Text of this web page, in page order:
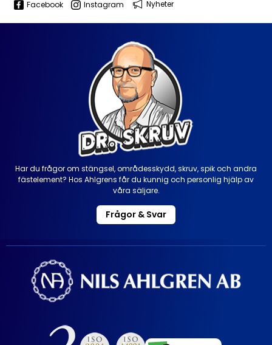
Facebook Instagram Nyheter
Har du frågor om stängsel, områdesskydd, skruv, spik och andra
fästelement? Hos Ahlgrens får du kunnig och personlig hjälp av
våra säljare.
Frågor & Svar